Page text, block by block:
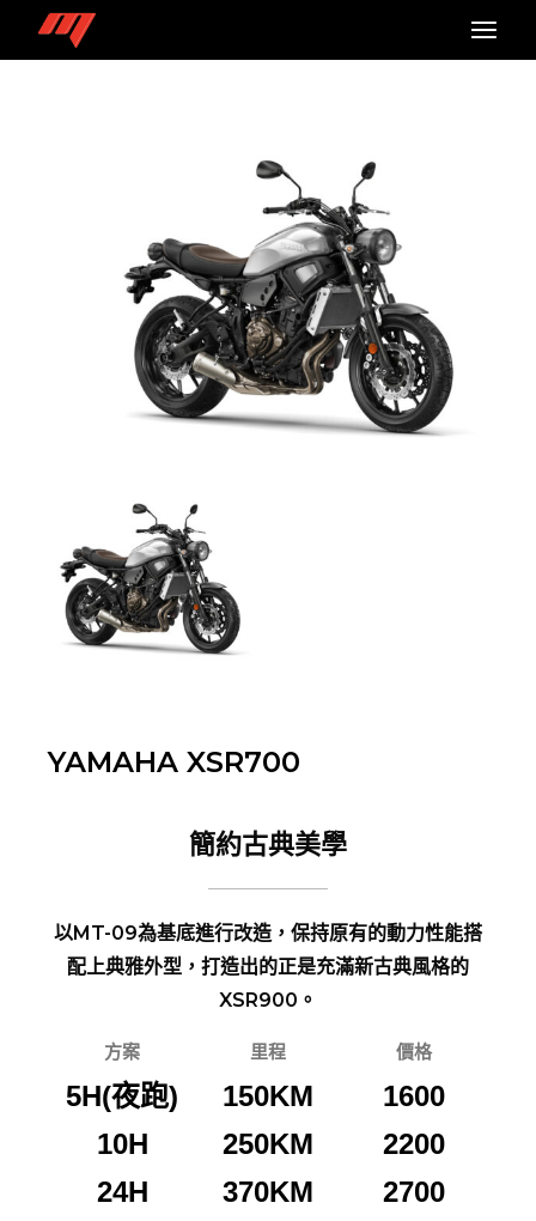
YAMAHA XSR700
簡約古典美學
以MT-09為基底進行改造，保持原有的動力性能搭
配上典雅外型，打造出的正是充滿新古典風格的
XSR900。
方案 里程 價格
5H(夜跑) 150KM
1600
10H
250KM
2200
24H
370KM
2700